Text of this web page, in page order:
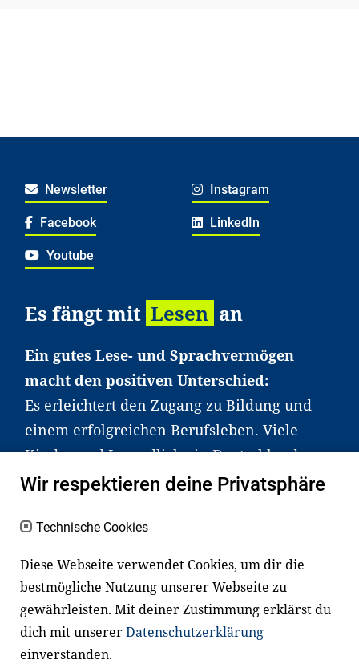
Newsletter Instagram
Facebook LinkedIn
Youtube
Es fängt mit Lesen an
Ein gutes Lese- und Sprachvermögen
macht den positiven Unterschied:
Es erleichtert den Zugang zu Bildung und
einem erfolgreichen Berufsleben. Viele
Kinder und Jugendliche in Deutschland
haben aber große Schwierigkeiten dabei.
an Familien sowie an Erzieher*innen,
Lehrer*innen und andere
Fachexpert*innen. Dafür arbeiten wir eng
mit Ministerien, wissenschaftlichen
Einrichtungen, Verbänden, Unternehmen
und anderen Stiftungen zusammen.
Wir respektieren deine Privatsphäre
Technische Cookies
Diese Webseite verwendet Cookies, um dir die
bestmögliche Nutzung unserer Webseite zu
gewährleisten. Mit deiner Zustimmung erklärst du
dich mit unsererDatenschutzerklärung
einverstanden.